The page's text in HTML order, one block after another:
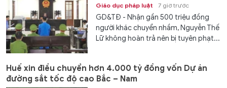
Giáo dục pháp luật 7 giờ trước
GD&TĐ - Nhận gần 500 triệu đồng
người khác chuyển nhầm, Nguyễn Thế
Lữ không hoàn trả nên bị tuyên phạt...
Huế xin điều chuyển hơn 4.000 tỷ đồng vốn Dự án
đường sắt tốc độ cao Bắc – Nam